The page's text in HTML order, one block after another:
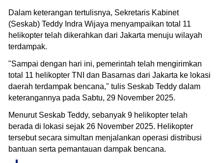
Dalam keterangan tertulisnya, Sekretaris Kabinet
(Seskab) Teddy Indra Wijaya menyampaikan total 11
helikopter telah dikerahkan dari Jakarta menuju wilayah
terdampak.
"Sampai dengan hari ini, pemerintah telah mengirimkan
total 11 helikopter TNI dan Basarnas dari Jakarta ke lokasi
daerah terdampak bencana," tulis Seskab Teddy dalam
keterangannya pada Sabtu, 29 November 2025.
Menurut Seskab Teddy, sebanyak 9 helikopter telah
berada di lokasi sejak 26 November 2025. Helikopter
tersebut secara simultan menjalankan operasi distribusi
bantuan serta pemantauan dampak bencana.